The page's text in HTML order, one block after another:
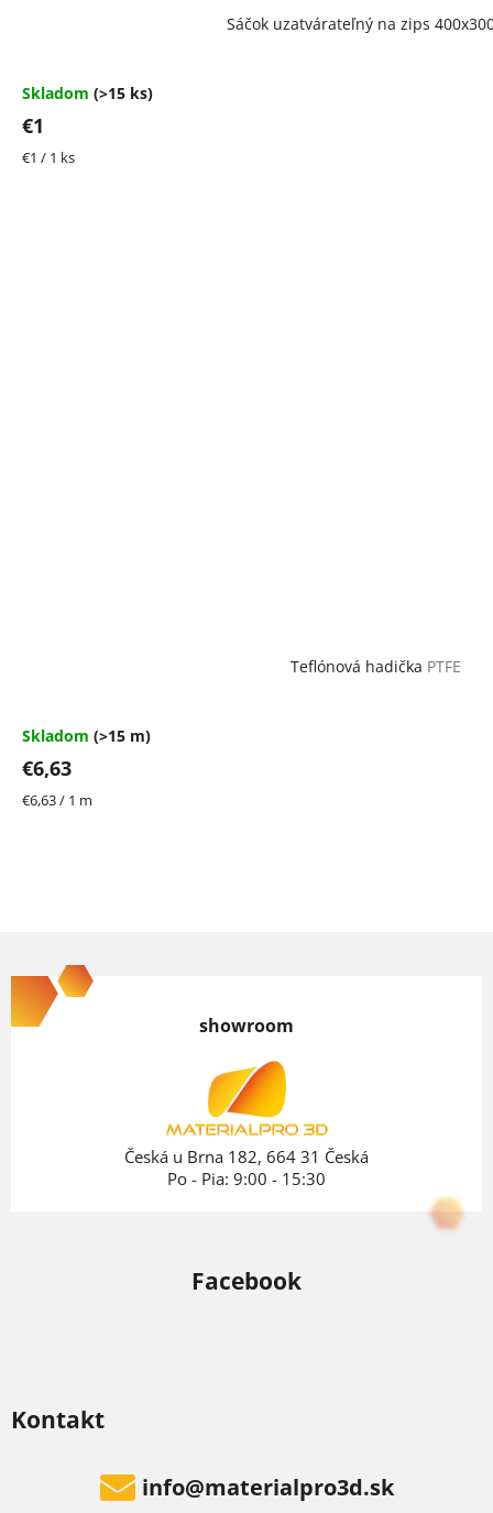
Sáčok uzatvárateľný na zips
4,5
5
hviezdičiek.
Skladom (>15 ks)
€1
Jednotková
€1 / 1 ks
Teflónová hadička PTFE
Skladom (>15 m)
€6,63
Jednotková
€6,63 / 1 m
á
p
Kontakt
info@materialpro3d.sk
showroom
Česká u Brna 182, 664 31 Česká
Po - Pia: 9:00 - 15:30
Facebook